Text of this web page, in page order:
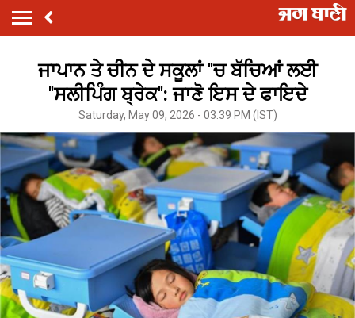
ਜਾਪਾਨ ਤੇ ਚੀਨ ਦੇ ਸਕੂਲਾਂ ''ਚ ਬੱਚਿਆਂ ਲਈ
''ਸਲੀਪਿੰਗ ਬ੍ਰੇਕ'': ਜਾਣੋ ਇਸ ਦੇ ਫਾਇਦੇ
Saturday, May 09, 2026 - 03:39 PM (IST)